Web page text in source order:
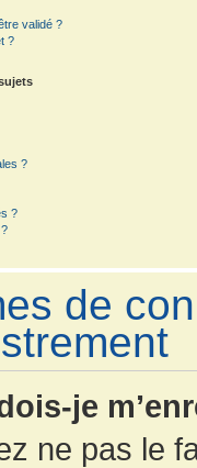
validé ?
?
?
?
de
je
ne pas le